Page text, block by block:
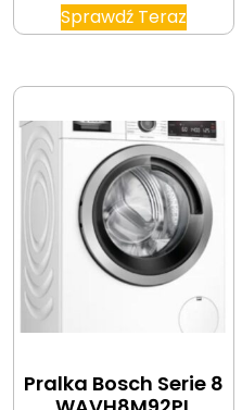
Sprawdź Teraz
Pralka Bosch Serie 8